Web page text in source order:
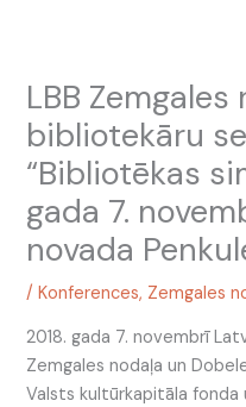
LBB Zemgales
bibliotekāru
“Bibliotēkas
gada 7.
novada
/Konferences, Zemgales
2018. gada 7. novembrī
Zemgales nodaļa un
Valsts kultūrkapitāla fonda